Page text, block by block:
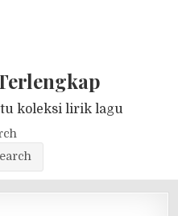
koleksi lirik lagu